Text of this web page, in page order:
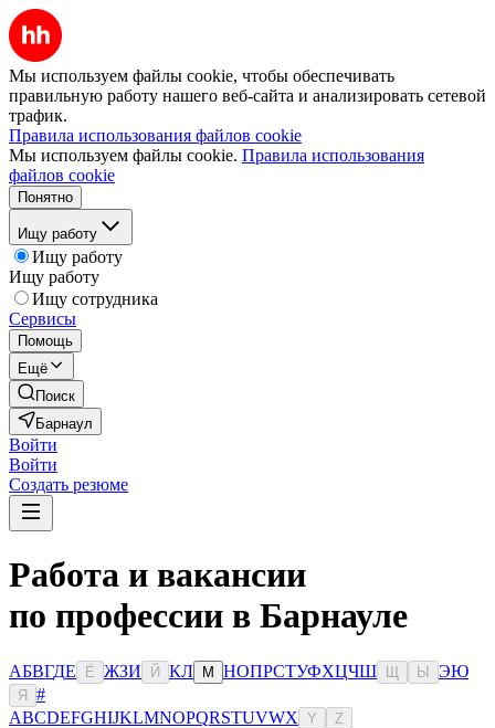
Мы используем файлы cookie, чтобы обеспечивать
правильную работу нашего веб-сайта и анализировать сетевой
трафик.
Правила использования файлов cookie
Мы используем файлы cookie. Правила использования
файлов cookie
Понятно
Ищу работу
Ищу работу
Ищу работу
Ищу сотрудника
Сервисы
Помощь
Ещё
Поиск
Барнаул
Войти
Войти
Создать резюме
Работа и вакансии
по профессии в Барнауле
АБВГДЕ Ё ЖЗИ Й КЛ М НОПРСТУФХЦЧШ Ы ЭЮ
Я
#
ABCDEFGHIJKLMNOPQRSTUVWX Y Z